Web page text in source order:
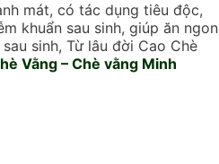
mát, có tác dụng tiêu độc,
khuẩn sau sinh, giúp ăn ngon
sinh, Từ lâu đời Cao Chè
Vằng – Chè vằng Minh